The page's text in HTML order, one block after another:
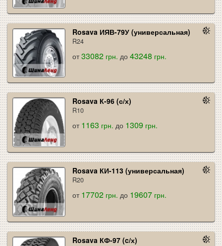
Rosava ИЯВ-79У (универсальная)
R24
от33082 грн. до43248 грн.
Rosava К-96 (с/х)
R10
от 1163 грн. до 1309 грн.
Rosava КИ-113 (универсальная)
R20
от 17702 грн. до 19607 грн.
Rosava КФ-97 (c/х)